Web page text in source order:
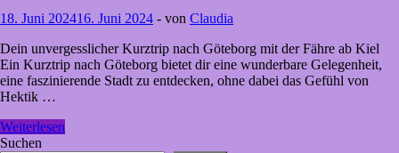
18. Juni 202416. Juni 2024 - von Claudia
Dein unvergesslicher Kurztrip nach Göteborg mit der Fähre ab Kiel
Ein Kurztrip nach Göteborg bietet dir eine wunderbare Gelegenheit,
eine faszinierende Stadt zu entdecken, ohne dabei das Gefühl von
Hektik …
Dein
unvergesslicher
Weiterlesen
Suchen